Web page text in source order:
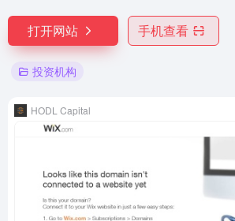
打开网站 手机查看
投资机构
HODL Capital